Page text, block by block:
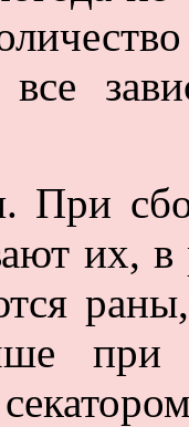
все
При
их, в
при